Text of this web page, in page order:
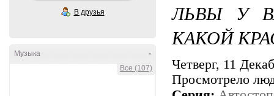
В друзья
-
Музыка
Все (107)
ЛЬВЫ У
КАКОЙ
Четверг, 11
Просмотрело